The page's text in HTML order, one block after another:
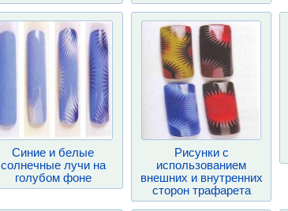
Синие и белые
солнечные лучи на
голубом фоне
Рисунки с
использованием
внешних и внутренних
сторон трафарета